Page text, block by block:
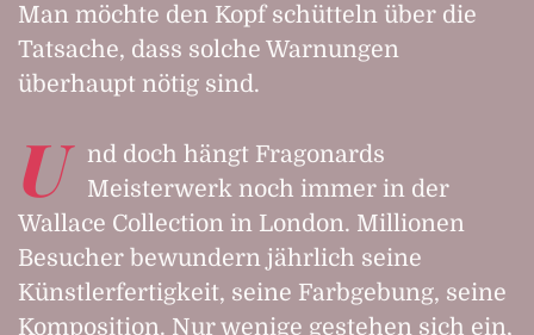
Man möchte den Kopf schütteln über die
Tatsache, dass solche Warnungen
überhaupt nötig sind.
U
nd doch hängt Fragonards
Meisterwerk noch immer in der
Wallace Collection in London. Millionen
Besucher bewundern jährlich seine
Künstler­fertigkeit, seine Farbgebung, seine
Kompo­sition. Nur wenige gestehen sich ein,